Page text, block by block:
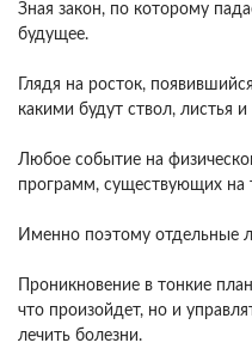
Зная закон, по которому
будущее.
Глядя на росток,
какими будут ствол, листья
Любое событие на
программ, существующих на
Именно поэтому отдельные
Проникновение в тонкие
что произойдет, но и
лечить болезни.